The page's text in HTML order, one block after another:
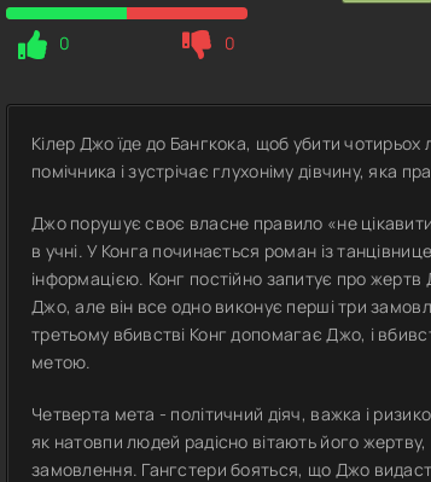
0 0
Кілер Джо їде до Бангкока, щоб убити
помічника і зустрічає глухоніму дівчину, яка
Джо порушує своє власне правило «не
в учні. У Конга починається роман із
інформацією. Конг постійно запитує про
Джо, але він все одно виконує перші три
третьому вбивстві Конг допомагає Джо, і
метою.
Четверта мета - політичний діяч, важка і
як натовпи людей радісно вітають його
замовлення. Гангстери бояться, що Джо